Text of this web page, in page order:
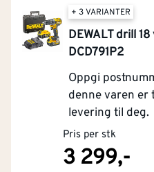
+ 3 VARIANTER
DEWALT drill
DCD791P2
Oppgi
denne varen
levering til deg.
Pris per stk
3 299,-